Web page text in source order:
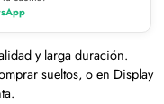
y larga duración.
sueltos, o en Display